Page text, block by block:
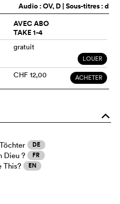
Audio :OV, D | Sous-titres : d
AVEC ABO
TAKE 1-4
gratuit
LOUER
CHF 12,00 ACHETER
o
DE
Dieu ? FR
This? EN